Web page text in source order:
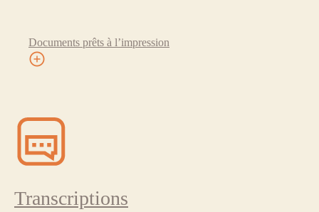
Documents prêts à l’impression
Transcriptions